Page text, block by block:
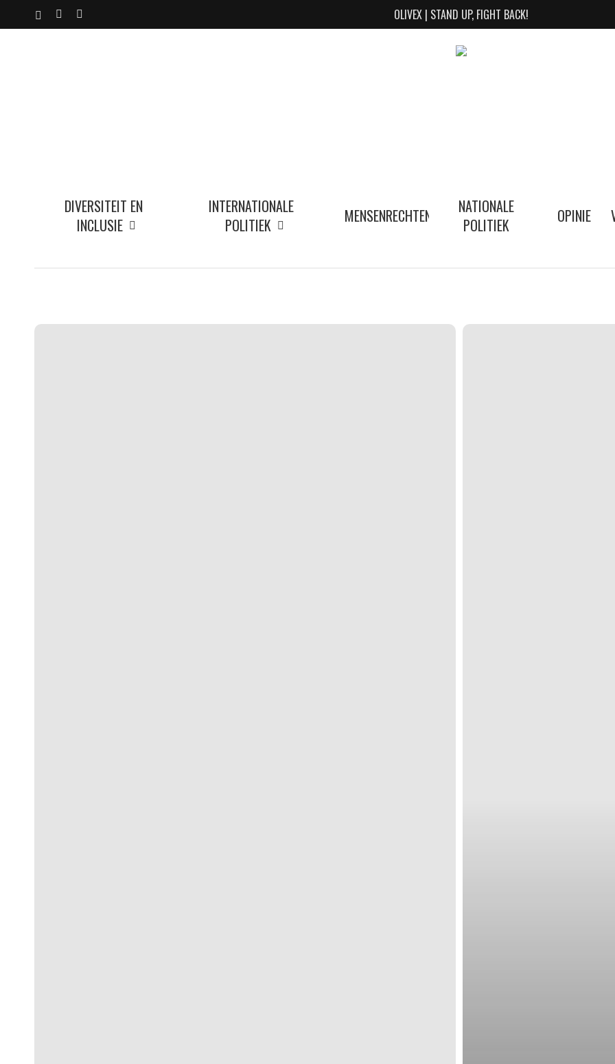
to
X-
TWITTER
YOUTUBEINSTAGRAM OLIVEX | STAND UP, FIGHT BACK!
DIVERSITEIT EN
INCLUSIE
INTERNATIONALE
POLITIEK
MENSENRECHTEN
NATIONALE
POLITIEK
OPINIE